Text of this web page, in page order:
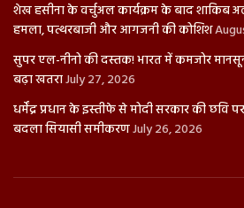
शेख हसीना के वर्चुअल कार्यक्रम के बाद
हमला, पत्थरबाजी और आगजनी की कोशिश
सुपर एल-नीनो की दस्तक! भारत में कमजोर
बढ़ा खतराJuly 27, 2026
धर्मेंद्र प्रधान के इस्तीफे से मोदी सरकार की
बदला सियासी समीकरणJuly 26, 2026